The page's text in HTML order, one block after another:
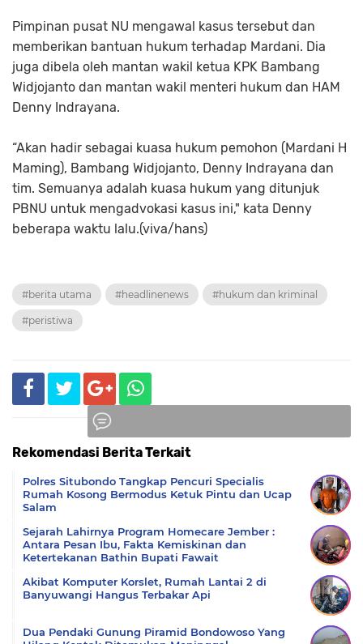
Pimpinan pusat NU mengawal kasus tersebut dan
memberikan bantuan hukum terhadap Mardani. Dia
juga dibela oleh mantan wakil ketua KPK Bambang
Widjojanto dan mantan wakil menteri hukum dan HAM
Denny Indrayana.
“Akan hadir sebagai kuasa hukum pemohon (Mardani H
Maming), Bambang Widjojanto, Denny Indrayana dan
tim. Semuanya adalah kuasa hukum yang ditunjuk
PBNU untuk mengadvokasi kasus ini," kata Denny
beberapa waktu lalu.(viva/hans)
#berita utama #headlinenews #hukum dan kriminal
#peristiwa
Rekomendasi Berita Terkait
Polres Situbondo Tangkap Pencuri Specialis
Rumah Kosong Bermodus Ketuk Pintu dan Ucap
Salam
Sejarah Lahirnya Program Homecare Jember :
Antara Pesan Ibu, Fakta Kemiskinan dan
Ketertekanan Bathin Bupati Fawait
Akibat Komputer Korslet, Rumah Lantai 2 di
Banyuwangi Hangus Terbakar Api
Dua Pendaki Gunung Piramid Bondowoso Yang